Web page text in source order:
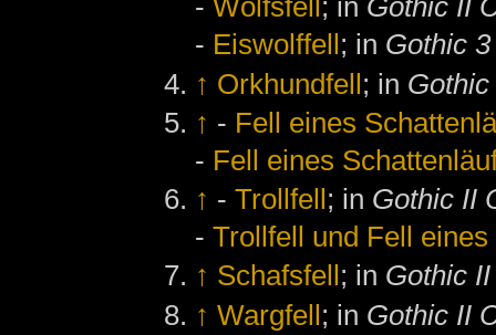
-Wolfsfell; in Gothic II
- Eiswolffell; in Gothic
↑ Orkhundfell; in
↑ - Fell eines
- Fell eines
↑ -Trollfell; in Gothic II
-Trollfell und Fell
↑ Schafsfell; in Gothic
↑ Wargfell; in Gothic II